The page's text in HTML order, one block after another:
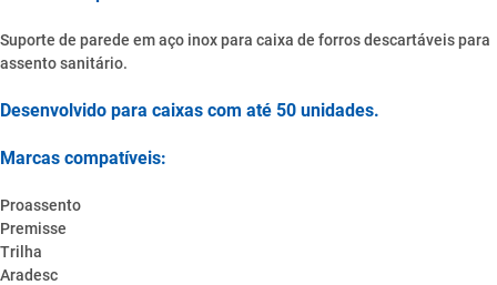
Suporte de parede em aço inox para caixa de forros descartáveis para
assento sanitário.
Desenvolvido para caixas com até 50 unidades.
Marcas compatíveis:
Proassento
Premisse
Trilha
Aradesc